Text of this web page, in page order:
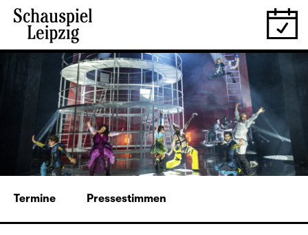
Termine Pressestimmen